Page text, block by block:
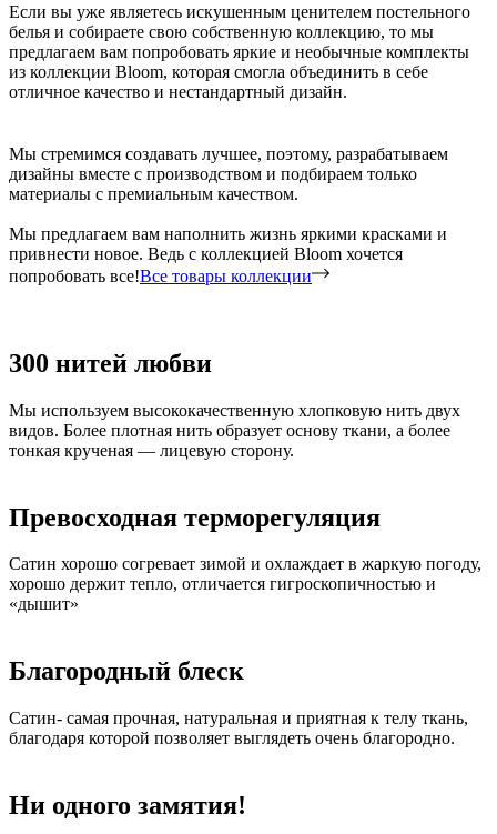
Если вы уже являетесь искушенным ценителем постельного
белья и собираете свою собственную коллекцию, то мы
предлагаем вам попробовать яркие и необычные комплекты
из коллекции Bloom, которая смогла объединить в себе
отличное качество и нестандартный дизайн.
Мы стремимся создавать лучшее, поэтому, разрабатываем
дизайны вместе с производством и подбираем только
материалы с премиальным качеством.
Мы предлагаем вам наполнить жизнь яркими красками и
привнести новое. Ведь с коллекцией Bloom хочется
попробовать все!Все товары коллекции
300 нитей любви
Мы используем высококачественную хлопковую нить двух
видов. Более плотная нить образует основу ткани, а более
тонкая крученая — лицевую сторону.
Превосходная терморегуляция
Сатин хорошо согревает зимой и охлаждает в жаркую погоду,
хорошо держит тепло, отличается гигроскопичностью и
«дышит»
Благородный блеск
Сатин- самая прочная, натуральная и приятная к телу ткань,
благодаря которой позволяет выглядеть очень благородно.
Ни одного замятия!